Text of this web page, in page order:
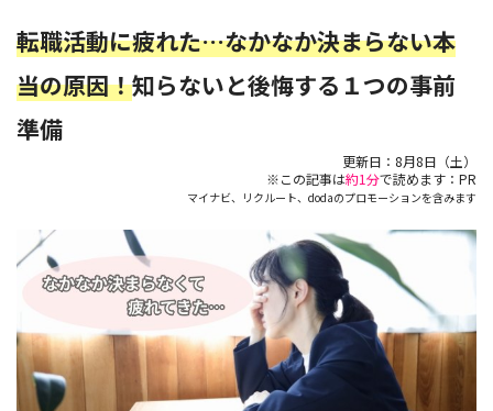
転職活動に疲れた…なかなか決まらない本
当の原因！知らないと後悔する１つの事前
準備
更新日： 8月8日（土）
※この記事は約1分で読めます：PR
マイナビ、リクルート、dodaのプロモーションを含みます